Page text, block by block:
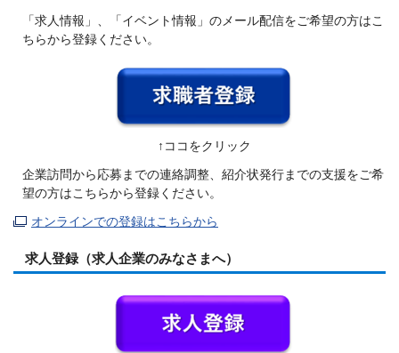
「求人情報」、「イベント情報」のメール配信をご希望の方はこ
ちらから登録ください。
↑ココをクリック
企業訪問から応募までの連絡調整、紹介状発行までの支援をご希
望の方はこちらから登録ください。
オンラインでの登録はこちらから
求人登録（求人企業のみなさまへ）